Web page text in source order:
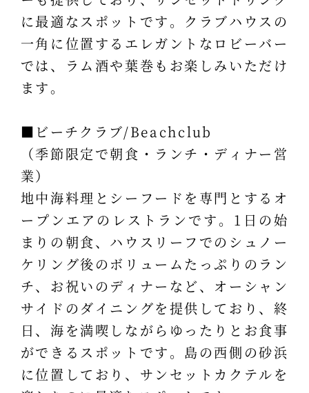
に最適なスポットです。クラブハウスの
一角に位置するエレガントなロビーバー
では、ラム酒や葉巻もお楽しみいただけ
ます。
■ビーチクラブ/Beachclub
（季節限定で朝食・ランチ・ディナー営
業）
地中海料理とシーフードを専門とするオ
ープンエアのレストランです。1日の始
まりの朝食、ハウスリーフでのシュノー
ケリング後のボリュームたっぷりのラン
チ、お祝いのディナーなど、オーシャン
サイドのダイニングを提供しており、終
日、海を満喫しながらゆったりとお食事
ができるスポットです。島の西側の砂浜
に位置しており、サンセットカクテルを